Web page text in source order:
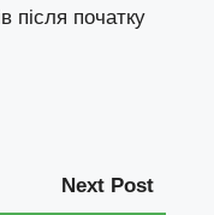
після початку
Next Post